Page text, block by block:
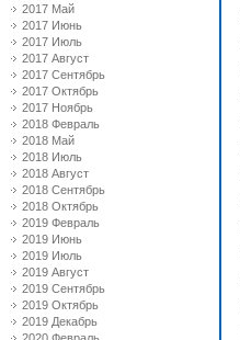
2017 Май
2017 Июнь
2017 Июль
2017 Август
2017 Сентябрь
2017 Октябрь
2017 Ноябрь
2018 Февраль
2018 Май
2018 Июль
2018 Август
2018 Сентябрь
2018 Октябрь
2019 Февраль
2019 Июнь
2019 Июль
2019 Август
2019 Сентябрь
2019 Октябрь
2019 Декабрь